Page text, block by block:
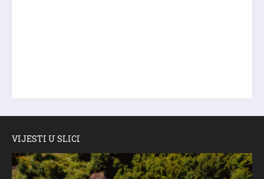
VIJESTI U SLICI